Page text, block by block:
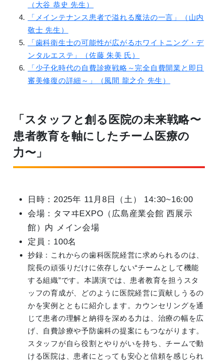
（大谷 恭史 先生）
「メインテナンス患者で溢れる魔法の一言」（山内
敬士 先生）
「歯科衛生士の可能性が広がるホワイトニング・デ
ンタルエステ」（佐藤 朱美 氏）
「少子化時代の自費診療戦略～完全自費開業と即日
審美修復の詳細～」（風間 龍之介 先生）
「スタッフと創る医院の未来戦略〜
患者教育を軸にしたチーム医療の
力〜」
日時：2025年 11月8日（土） 14:30~16:00
会場：タマヰEXPO（広島産業会館 西展示
館）内 メイン会場
定員：100名
抄録：これからの歯科医院経営に求められるのは、
院長の頑張りだけに依存しない“チームとして機能
する組織”です。本講演では、患者教育を担うスタ
ッフの育成が、どのように医院経営に貢献しうるの
かを実例とともに紹介します。カウンセリングを通
じて患者の理解と納得を深める力は、治療の幅を広
げ、自費診療や予防歯科の提案にもつながります。
スタッフが自ら役割とやりがいを持ち、チームで動
ける医院は、患者にとっても安心と信頼を感じられ